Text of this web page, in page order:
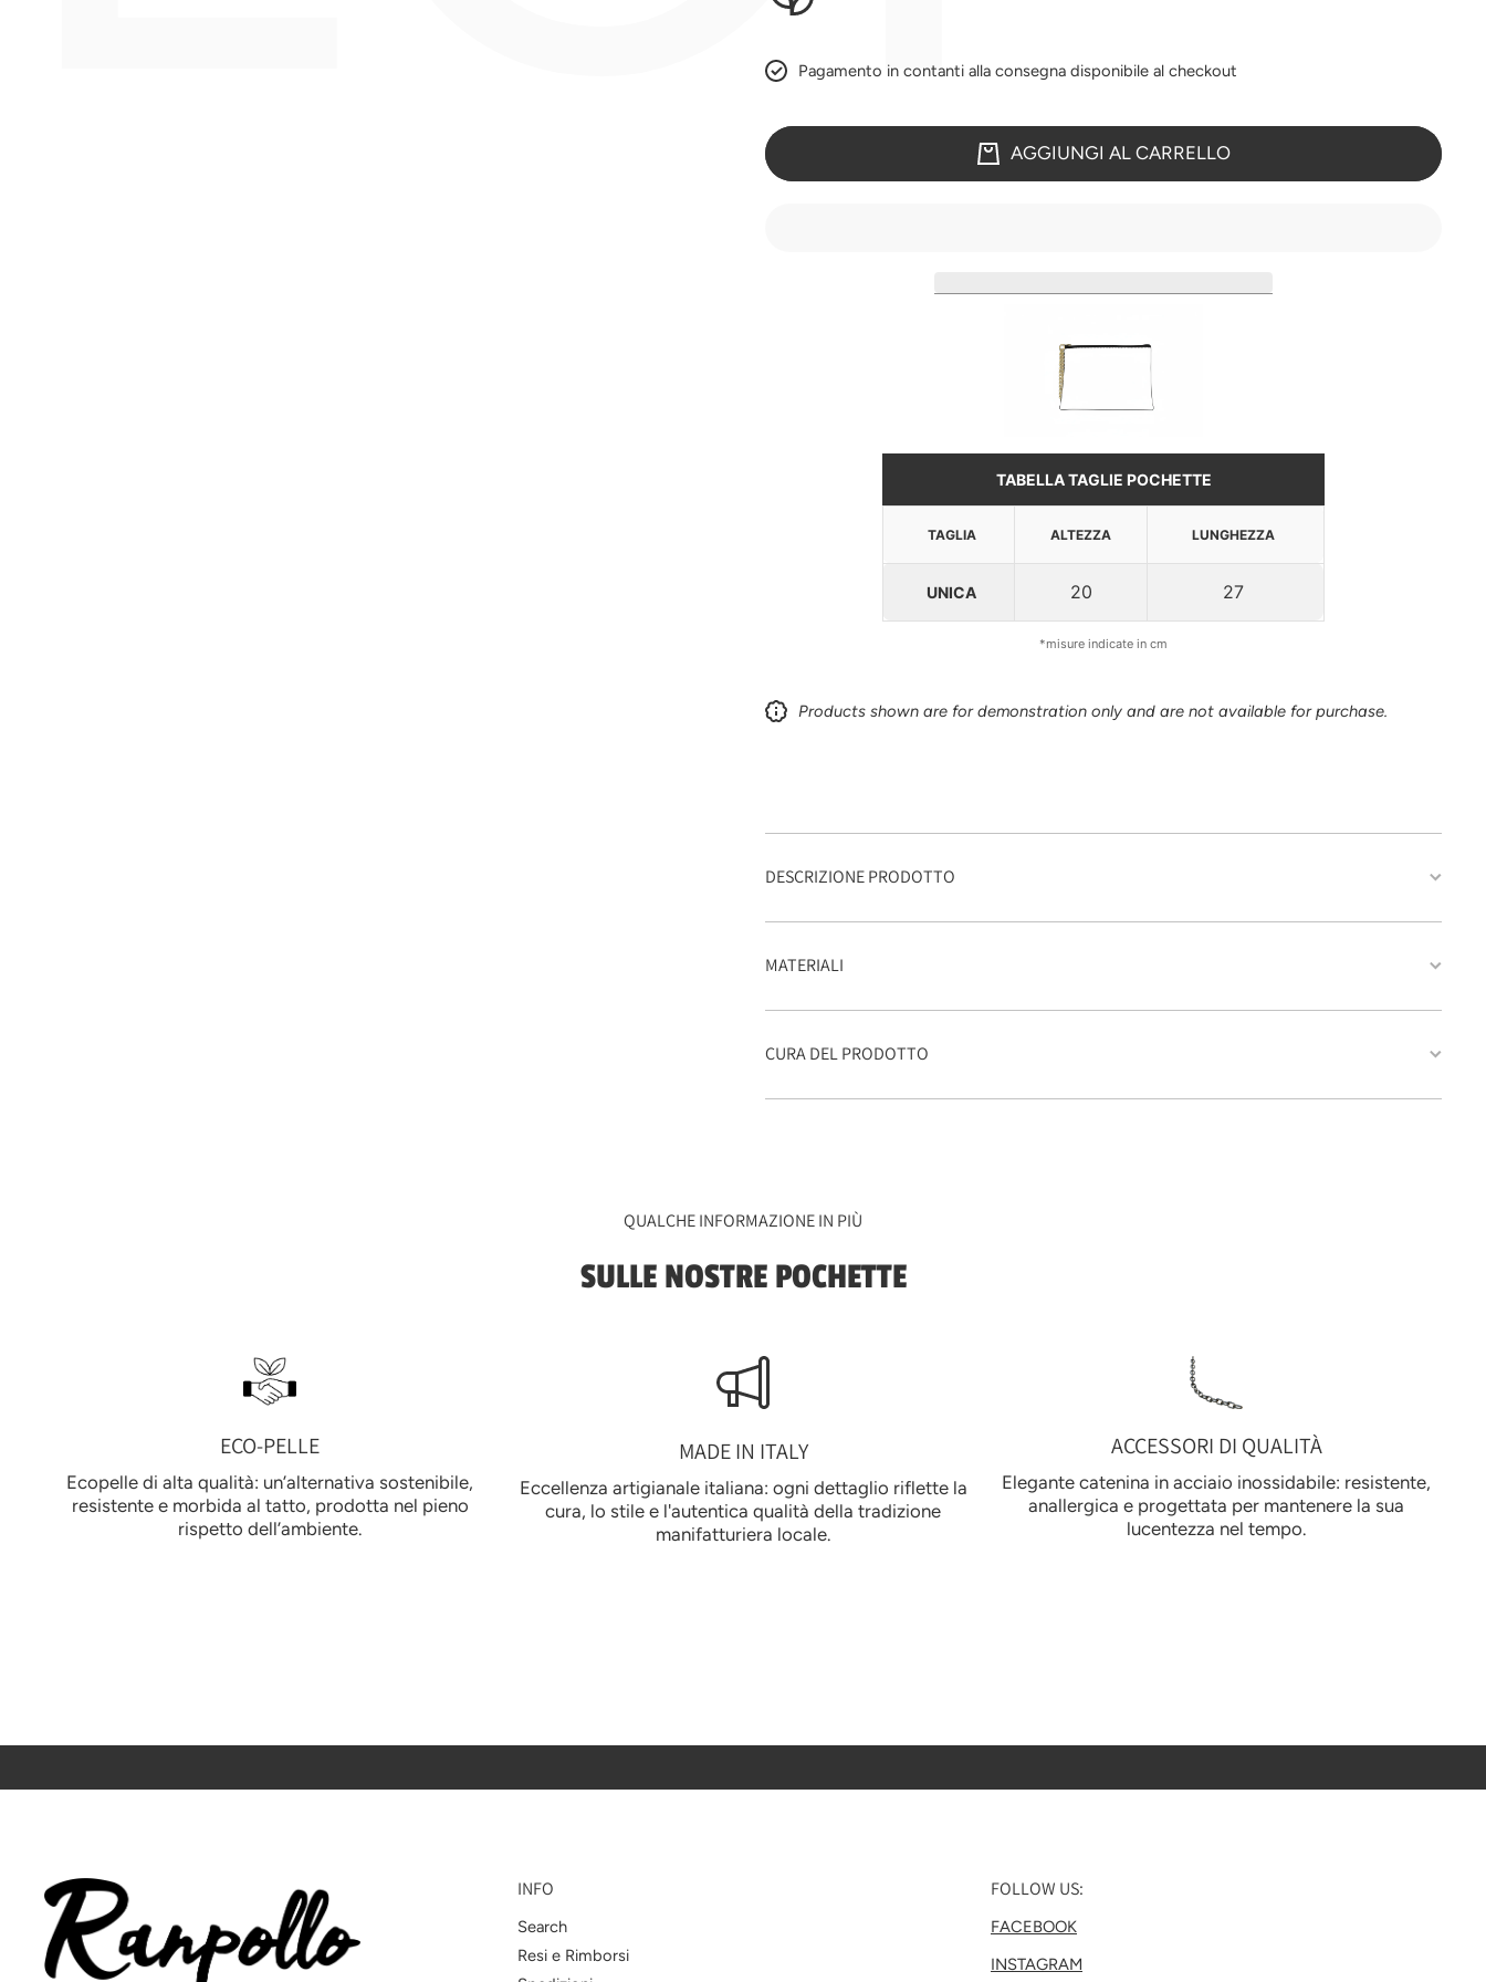
Pagamento in contanti alla consegna disponibile al checkout
AGGIUNGI AL CARRELLO
TABELLA TAGLIE POCHETTE
TAGLIA ALTEZZA LUNGHEZZA
UNICA 20 27
*misure indicate in cm
Products shown are for demonstration only and are not available for purchase.
DESCRIZIONE PRODOTTO
MATERIALI
CURA DEL PRODOTTO
QUALCHE INFORMAZIONE IN PIÙ
SULLE NOSTRE POCHETTE
ECO-PELLE
Ecopelle di alta qualità: un’alternativa sostenibile,
resistente e morbida al tatto, prodotta nel pieno
rispetto dell’ambiente.
MADE IN ITALY
Eccellenza artigianale italiana: ogni dettaglio riflette la
cura, lo stile e l'autentica qualità della tradizione
manifatturiera locale.
ACCESSORI DI QUALITÀ
Elegante catenina in acciaio inossidabile: resistente,
anallergica e progettata per mantenere la sua
lucentezza nel tempo.
INFO
Search
Resi e Rimborsi
FOLLOW US:
FACEBOOK
INSTAGRAM